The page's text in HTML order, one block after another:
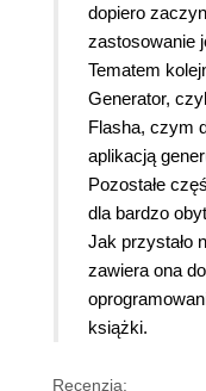
dopiero
zastosowanie
Tematem
Generator,
Flasha, czym
aplikacją
Pozostałe
dla bardzo
Jak przystało
zawiera ona
książki.
Recenzja: